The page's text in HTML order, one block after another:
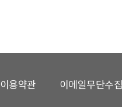
이용약관 이메일무단수